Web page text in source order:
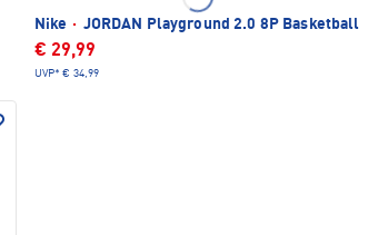
Nike · JORDAN Playground 2.0 8P Basketball
€ 29,99
UVP* € 34,99